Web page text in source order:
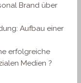
Brand über
Aufbau einer
erfolgreiche
Medien ?